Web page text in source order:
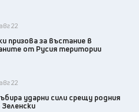
22
призова за въстание в
от Русия територии
22
ударни сили срещу родния
Зеленски